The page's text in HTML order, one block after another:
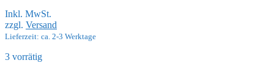
36,99 €
Inkl. MwSt.
zzgl. Versand
Lieferzeit: ca. 2-3 Werktage
3 vorrätig